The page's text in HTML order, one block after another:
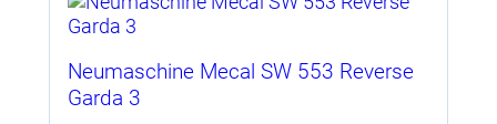
Neumaschine Mecal SW 553 Reverse
Garda 3